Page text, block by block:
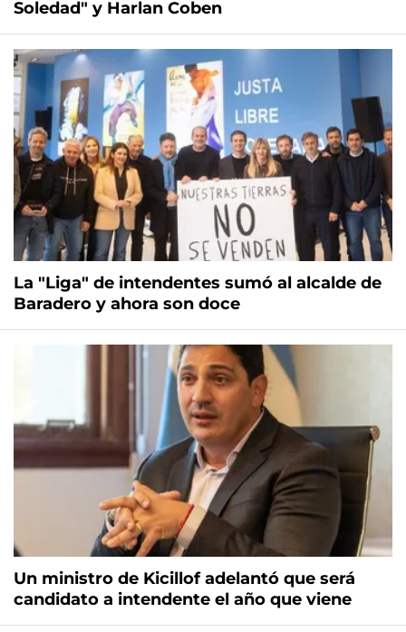
Soledad" y Harlan Coben
La "Liga" de intendentes sumó al alcalde de
Baradero y ahora son doce
Un ministro de Kicillof adelantó que será
candidato a intendente el año que viene